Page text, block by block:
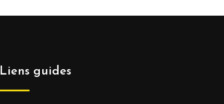
Liens guides